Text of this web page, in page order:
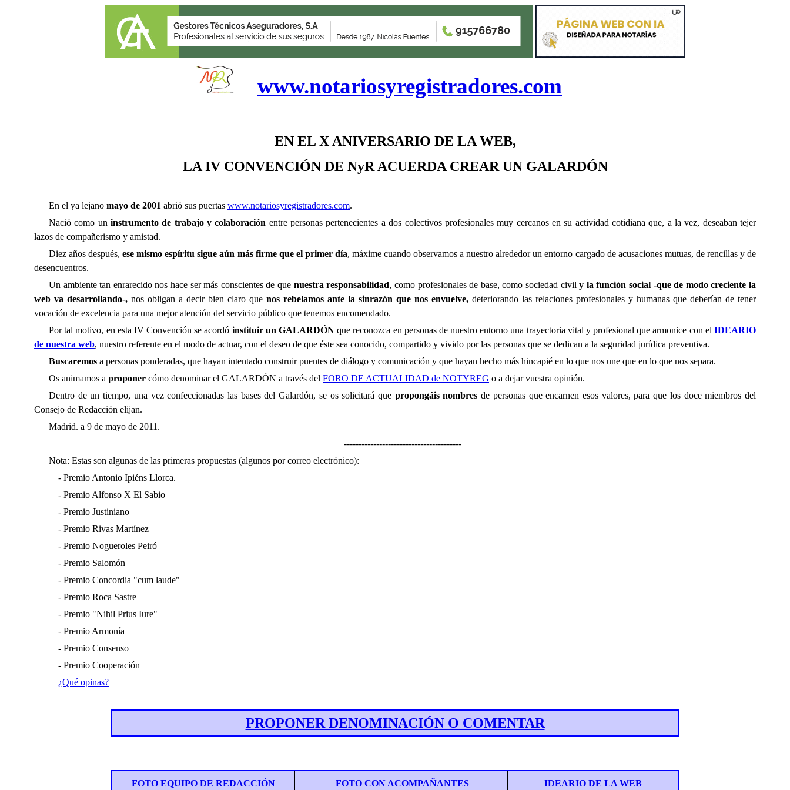
www.notariosyregistradores.com
EN EL X ANIVERSARIO DE LA WEB,
LA IV CONVENCIÓN DE NyR ACUERDA CREAR UN GALARDÓN
En el ya lejano mayo de 2001 abrió sus puertas www.notariosyregistradores.com.
Nació como uninstrumento de trabajo y colaboración entre personas pertenecientes a dos colectivos profesionales muy cercanos en su actividad cotidiana que, a la vez, deseaban tejer
lazos de compañerismo y amistad.
Diez años después,ese mismo espíritu sigue aún más firme que el primer día, máxime cuando observamos a nuestro alrededor un entorno cargado de acusaciones mutuas, de rencillas y de
desencuentros.
Un ambiente tan enrarecido nos hace ser más conscientes de que nuestra responsabilidad, como profesionales de base, como sociedad civily la función social -que de modo creciente la
web va desarrollando-, nos obligan a decir bien claro que nos rebelamos ante la sinrazón que nos envuelve, deteriorando las relaciones profesionales y humanas que deberían de tener
vocación de excelencia para una mejor atención del servicio público que tenemos encomendado.
Por tal motivo, en esta IV Convención se acordó instituir un GALARDÓNque reconozca en personas de nuestro entorno una trayectoria vital y profesional que armonice con elIDEARIO
de nuestra web, nuestro referente en el modo de actuar, con el deseo de que éste sea conocido, compartido y vivido por las personas que se dedican a la seguridad jurídica preventiva.
Buscaremos a personas ponderadas, que hayan intentado construir puentes de diálogo y comunicación y que hayan hecho más hincapié en lo que nos une que en lo que nos separa.
Os animamos a proponer cómo denominar el GALARDÓN a través del FORO DE ACTUALIDAD de NOTYREG o a dejar vuestra opinión.
Dentro de un tiempo, una vez confeccionadas las bases del Galardón, se os solicitará que propongáis nombres de personas que encarnen esos valores, para que los doce miembros del
Consejo de Redacción elijan.
Madrid. a 9 de mayo de 2011.
----------------------------------------
Nota: Estas son algunas de las primeras propuestas (algunos por correo electrónico):
- Premio Antonio Ipiéns Llorca.
- Premio Alfonso X El Sabio
- Premio Justiniano
- Premio Rivas Martínez
- Premio Nogueroles Peiró
- Premio Salomón
- Premio Concordia "cum laude"
- Premio Roca Sastre
- Premio "Nihil Prius Iure"
- Premio Armonía
- Premio Consenso
- Premio Cooperación
¿Qué opinas?
PROPONER DENOMINACIÓN O COMENTAR
FOTO EQUIPO DE REDACCIÓN FOTO CON ACOMPAÑANTES IDEARIO DE LA WEB